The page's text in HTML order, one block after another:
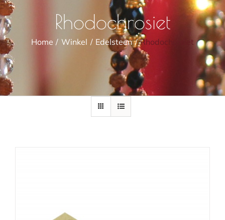
Rhodochrosiet
Home Winkel Edelsteen Rhodochrosiet